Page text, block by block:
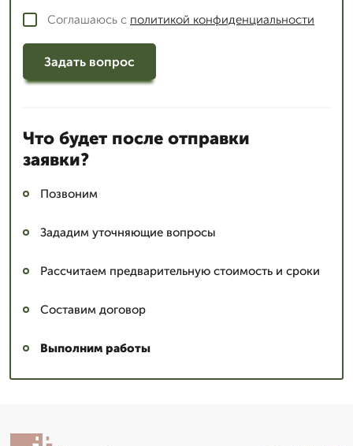
Соглашаюсь с политикой конфиденциальности
Задать вопрос
Что будет после отправки
заявки?
Позвоним
Зададим уточняющие вопросы
Рассчитаем предварительную стоимость и сроки
Составим договор
Выполним работы